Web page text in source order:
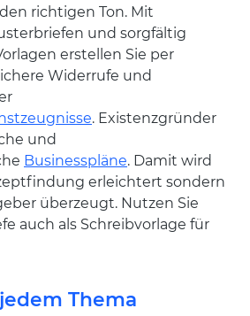
richtigen Ton. Mit
und sorgfältig
erstellen Sie per
Widerrufe und
. Existenzgründer
und
Businesspläne. Damit wird
erleichtert sondern
überzeugt. Nutzen Sie
auch als Schreibvorlage für
Thema